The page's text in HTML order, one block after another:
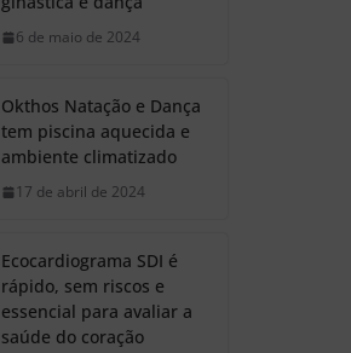
6 de maio de 2024
Okthos Natação e Dança
tem piscina aquecida e
ambiente climatizado
17 de abril de 2024
Ecocardiograma SDI é
rápido, sem riscos e
essencial para avaliar a
saúde do coração